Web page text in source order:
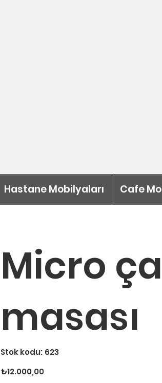
Hastane Mobilyaları Cafe
Micro
masası
Stok kodu: Stok
kodu:
623
Fiyat
₺12.000,00